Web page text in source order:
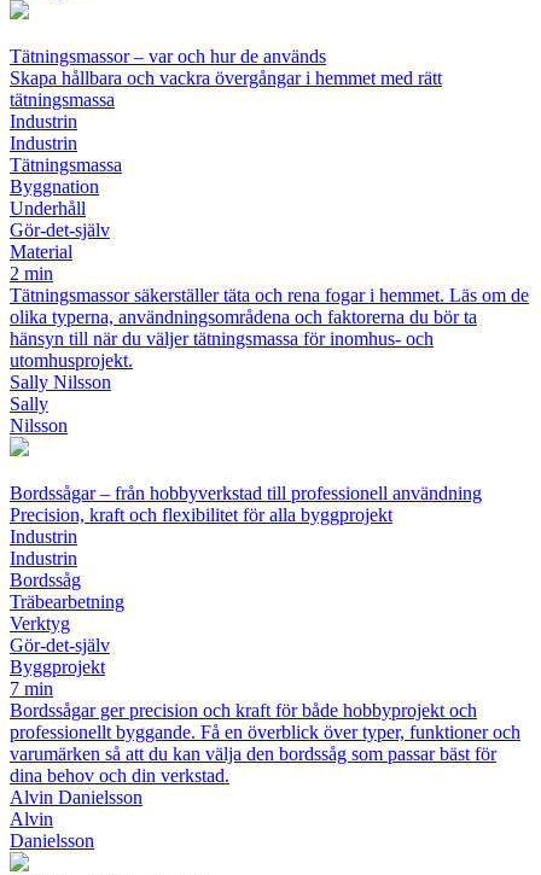
Tätningsmassor – var och hur de används
Skapa hållbara och vackra övergångar i hemmet med rätt
tätningsmassa
Industrin
Industrin
Tätningsmassa
Byggnation
Underhåll
Gör-det-själv
Material
2 min
Tätningsmassor säkerställer täta och rena fogar i hemmet. Läs om de
olika typerna, användningsområdena och faktorerna du bör ta
hänsyn till när du väljer tätningsmassa för inomhus- och
utomhusprojekt.
Sally Nilsson
Sally
Nilsson
Bordssågar – från hobbyverkstad till professionell användning
Precision, kraft och flexibilitet för alla byggprojekt
Industrin
Industrin
Bordssåg
Träbearbetning
Verktyg
Gör-det-själv
Byggprojekt
7 min
Bordssågar ger precision och kraft för både hobbyprojekt och
professionellt byggande. Få en överblick över typer, funktioner och
varumärken så att du kan välja den bordssåg som passar bäst för
dina behov och din verkstad.
Alvin Danielsson
Alvin
Danielsson